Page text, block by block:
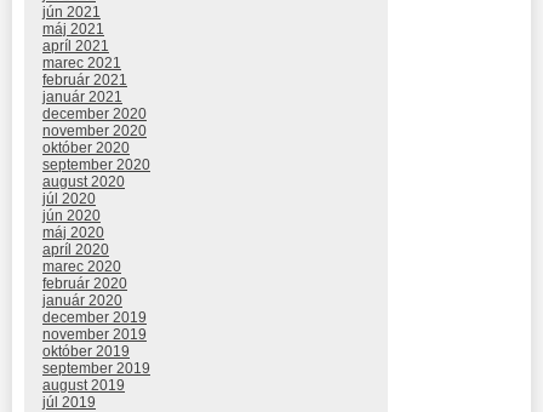
jún 2021
máj 2021
apríl 2021
marec 2021
február 2021
január 2021
december 2020
november 2020
október 2020
september 2020
august 2020
júl 2020
jún 2020
máj 2020
apríl 2020
marec 2020
február 2020
január 2020
december 2019
november 2019
október 2019
september 2019
august 2019
júl 2019